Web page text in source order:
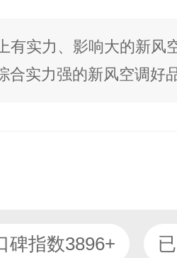
有实力、影响大的新风
实力强的新风空调好
碑指数3896+